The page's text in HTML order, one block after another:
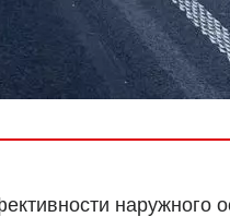
наружного